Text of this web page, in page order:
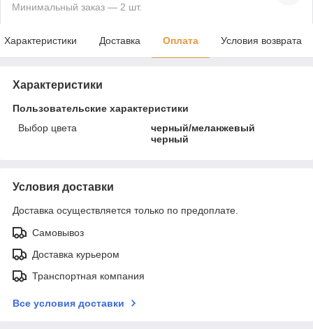
Минимальный заказ — 2 шт.
Характеристики Доставка Оплата Условия возврата
Характеристики
Пользовательские характеристики
Выбор цвета
черный/меланжевый
черный
Условия доставки
Доставка осуществляется только по предоплате.
Самовывоз
Доставка курьером
Транспортная компания
Все условия доставки